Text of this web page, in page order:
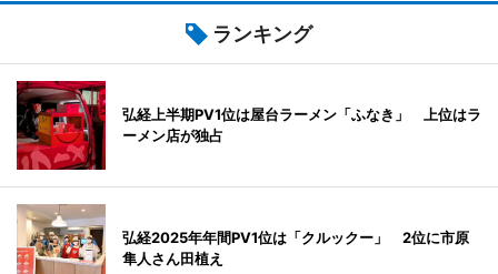
ランキング
弘経上半期PV1位は屋台ラーメン「ふなき」 上位はラ
ーメン店が独占
弘経2025年年間PV1位は「クルックー」 2位に市原
隼人さん田植え